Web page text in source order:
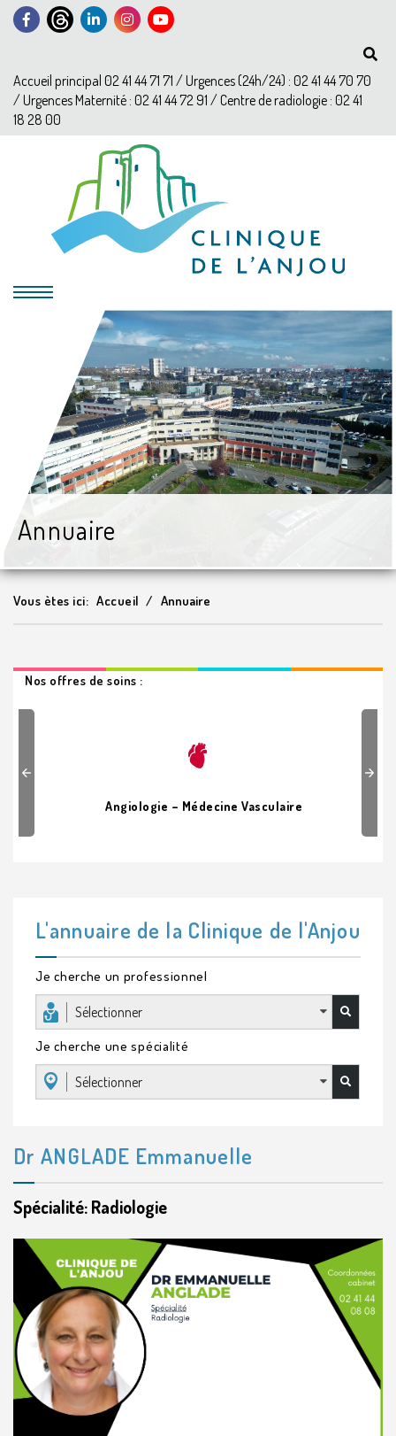
Accueil principal 02 41 44 71 71 / Urgences (24h/24) : 02 41 44 70 70
/ Urgences Maternité : 02 41 44 72 91 / Centre de radiologie : 02 41
18 28 00
Annuaire
Vous ètes ici: Accueil Annuaire
Nos offres de soins :
Previous
Angiologie – Médecine Vasculaire
Next
L'annuaire de la Clinique de l'Anjou
Je cherche un professionnel
Sélectionner
Je cherche une spécialité
Sélectionner
Dr ANGLADE Emmanuelle
Spécialité: Radiologie